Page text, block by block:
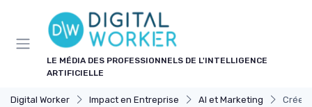
LE MÉDIA DES PROFESSIONNELS DE L'INTELLIGENCE
ARTIFICIELLE
Digital Worker Impact en Entreprise AI et Marketing Créer